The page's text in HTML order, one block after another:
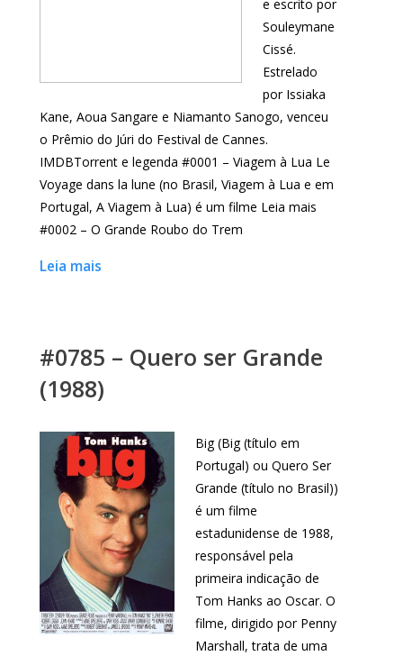
e escrito por
Souleymane
Cissé.
Estrelado
por Issiaka
Kane, Aoua Sangare e Niamanto Sanogo, venceu
o Prêmio do Júri do Festival de Cannes.
IMDBTorrent e legenda #0001 – Viagem à Lua Le
Voyage dans la lune (no Brasil, Viagem à Lua e em
Portugal, A Viagem à Lua) é um filme Leia mais
#0002 – O Grande Roubo do Trem
Leia mais
#0785 – Quero ser Grande
(1988)
Big (Big (título em
Portugal) ou Quero Ser
Grande (título no Brasil))
é um filme
estadunidense de 1988,
responsável pela
primeira indicação de
Tom Hanks ao Oscar. O
filme, dirigido por Penny
Marshall, trata de uma